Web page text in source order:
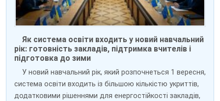
Як система освіти входить у новий навчальний
рік: готовність закладів, підтримка вчителів і
підготовка до зими
У новий навчальний рік, який розпочнеться 1 вересня,
система освіти входить із більшою кількістю укриттів,
додатковими рішеннями для енергостійкості закладів,